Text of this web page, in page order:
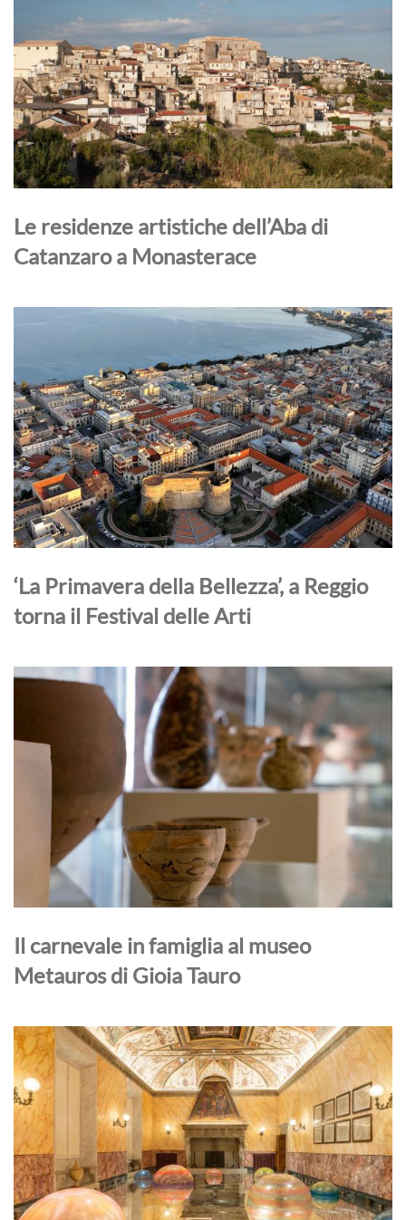
Le residenze artistiche dell’Aba di
Catanzaro a Monasterace
‘La Primavera della Bellezza’, a Reggio
torna il Festival delle Arti
Il carnevale in famiglia al museo
Metauros di Gioia Tauro